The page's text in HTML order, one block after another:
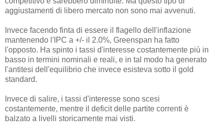
aggiustamenti di libero mercato non sono mai avvenuti.
Invece facendo finta di essere il flagello dell'inflazione
mantenendo l'IPC a +/- il 2.0%, Greenspan ha fatto
l'opposto. Ha spinto i tassi d'interesse costantemente più in
basso in termini nominali e reali, e in tal modo ha generato
l'antitesi dell'equilibrio che invece esisteva sotto il gold
standard.
Invece di salire, i tassi d'interesse sono scesi
costantemente, mentre il deficit delle partite correnti è
balzato a livelli storicamente mai visti.